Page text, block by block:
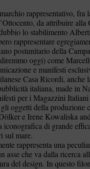
rappresentativo, fra
da attribuire alla
lo stabilimento
rappresentare
postunitario della
oggi) come
e manifesti
Casa Ricordi,
italiana, made in
per i Magazzini
oggetti della produzione
e Irene Kowaliska
iconografica di grande
sul mare.
rappresenta una
asse che va dalla ricerca
del design. In questo